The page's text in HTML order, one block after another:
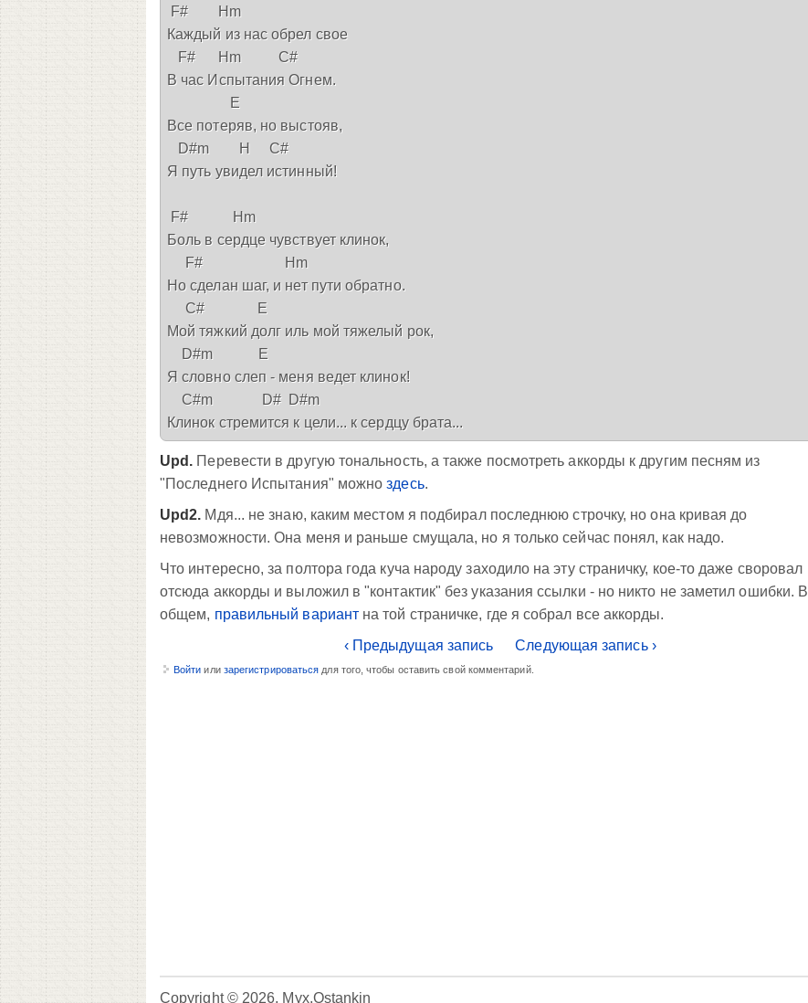
F#        Hm
Каждый из нас обрел свое
   F#      Hm          C#
В час Испытания Огнем.
                 E
Все потеряв, но выстояв,
   D#m        H     C#
Я путь увидел истинный!
F#            Hm
Боль в сердце чувствует клинок,
     F#                      Hm
Но сделан шаг, и нет пути обратно.
     C#              E
Мой тяжкий долг иль мой тяжелый рок,
    D#m            E
Я словно слеп - меня ведет клинок!
    C#m             D#  D#m
Клинок стремится к цели... к сердцу брата...
Upd. Перевести в другую тональность, а также посмотреть аккорды к другим песням из
"Последнего Испытания" можноздесь.
Upd2. Мдя... не знаю, каким местом я подбирал последнюю строчку, но она кривая до
невозможности. Она меня и раньше смущала, но я только сейчас понял, как надо.
Что интересно, за полтора года куча народу заходило на эту страничку, кое-то даже своровал
отсюда аккорды и выложил в "контактик" без указания ссылки - но никто не заметил ошибки. В
общем, правильный вариант на той страничке, где я собрал все аккорды.
‹ Предыдущая запись
Следующая запись ›
Войти или зарегистрироваться для того, чтобы оставить свой комментарий.
Copyright © 2026, Myx.Ostankin